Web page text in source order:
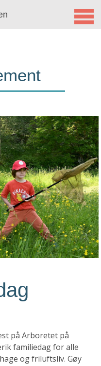
på Arboretet på
familiedag for alle
og friluftsliv. Gøy